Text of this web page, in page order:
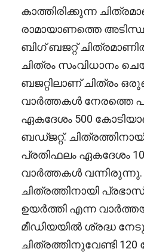
കാത്തിരിക്കുന്ന
രാമായാണത്തെ
ബിഗ് ബജറ്റ്
ചിത്രം സംവിധാനം
ബജറ്റിലാണ് ചിത്രം
വാർത്തകൾ നേരത്തെ
ഏകദേശം 500
ബഡ്ജറ്റ്.
പ്രതിഫലം ഏകദേശം
വാർത്തകൾ
ചിത്രത്തിനായി
ഉയർത്തി എന്ന
മീഡിയയിൽ ശ്രദ്ധ
ചിത്രത്തിനുവേണ്ടി